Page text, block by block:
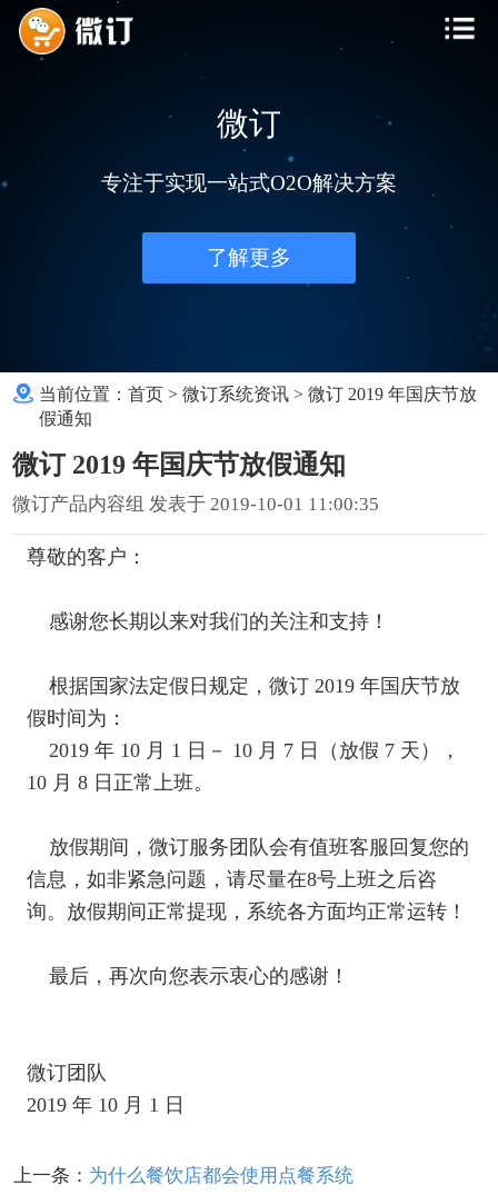
微订
专注于实现一站式O2O解决方案
了解更多
当前位置：首页 >微订系统资讯 >微订 2019 年国庆节放
假通知
微订 2019 年国庆节放假通知
微订产品内容组 发表于 2019-10-01 11:00:35
尊敬的客户：
感谢您长期以来对我们的关注和支持！
根据国家法定假日规定，微订 2019 年国庆节放
假时间为：
2019 年 10 月 1 日－ 10 月 7 日（放假 7 天），
10 月 8 日正常上班。
放假期间，微订服务团队会有值班客服回复您的
信息，如非紧急问题，请尽量在8号上班之后咨
询。放假期间正常提现，系统各方面均正常运转！
最后，再次向您表示衷心的感谢！
微订团队
2019 年 10 月 1 日
上一条： 为什么餐饮店都会使用点餐系统